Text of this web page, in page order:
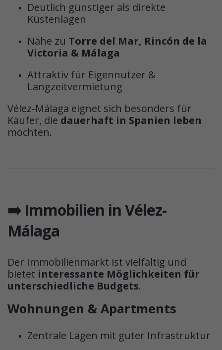
Deutlich günstiger als direkte
Küstenlagen
Nähe zu Torre del Mar, Rincón de la
Victoria & Málaga
Attraktiv für Eigennutzer &
Langzeitvermietung
Vélez-Málaga eignet sich besonders für
Käufer, die dauerhaft in Spanien leben
möchten.
➡️ Immobilien in Vélez-
Málaga
Der Immobilienmarkt ist vielfältig und
bietet interessante Möglichkeiten für
unterschiedliche Budgets.
Wohnungen & Apartments
Zentrale Lagen mit guter Infrastruktur